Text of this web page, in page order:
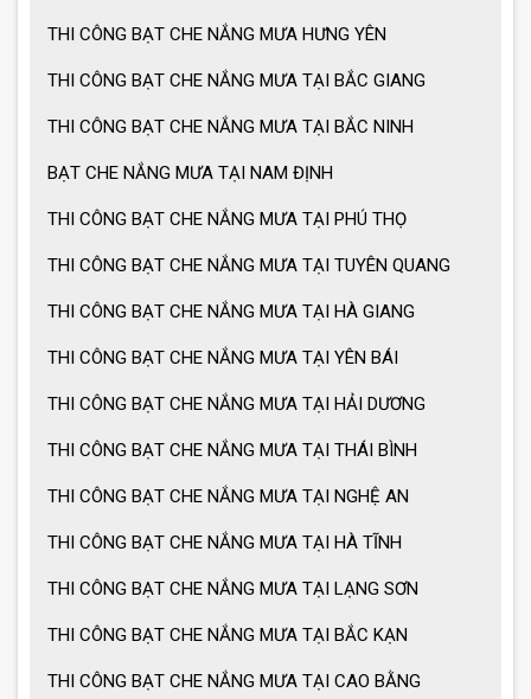
Ô dù che nắng mưa giá tốt
Ô dù che nắng mưa loại lớn
MẪU GIÀN PHƠI THÔNG MINH HOT
THI CÔNG BẠT CHE NẮNG MƯA HƯNG YÊN
THI CÔNG BẠT CHE NẮNG MƯA TẠI BẮC GIANG
THI CÔNG BẠT CHE NẮNG MƯA TẠI BẮC NINH
BẠT CHE NẮNG MƯA TẠI NAM ĐỊNH
THI CÔNG BẠT CHE NẮNG MƯA TẠI PHÚ THỌ
THI CÔNG BẠT CHE NẮNG MƯA TẠI TUYÊN QUANG
THI CÔNG BẠT CHE NẮNG MƯA TẠI HÀ GIANG
THI CÔNG BẠT CHE NẮNG MƯA TẠI YÊN BÁI
THI CÔNG BẠT CHE NẮNG MƯA TẠI HẢI DƯƠNG
THI CÔNG BẠT CHE NẮNG MƯA TẠI THÁI BÌNH
THI CÔNG BẠT CHE NẮNG MƯA TẠI NGHỆ AN
THI CÔNG BẠT CHE NẮNG MƯA TẠI HÀ TĨNH
THI CÔNG BẠT CHE NẮNG MƯA TẠI LẠNG SƠN
THI CÔNG BẠT CHE NẮNG MƯA TẠI BẮC KẠN
THI CÔNG BẠT CHE NẮNG MƯA TẠI CAO BẰNG